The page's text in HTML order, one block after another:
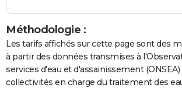
Méthodologie :
Les tarifs affichés sur cette page sont des
à partir des données transmises à
services d'eau et d'assainissement
collectivités en charge du traitement des